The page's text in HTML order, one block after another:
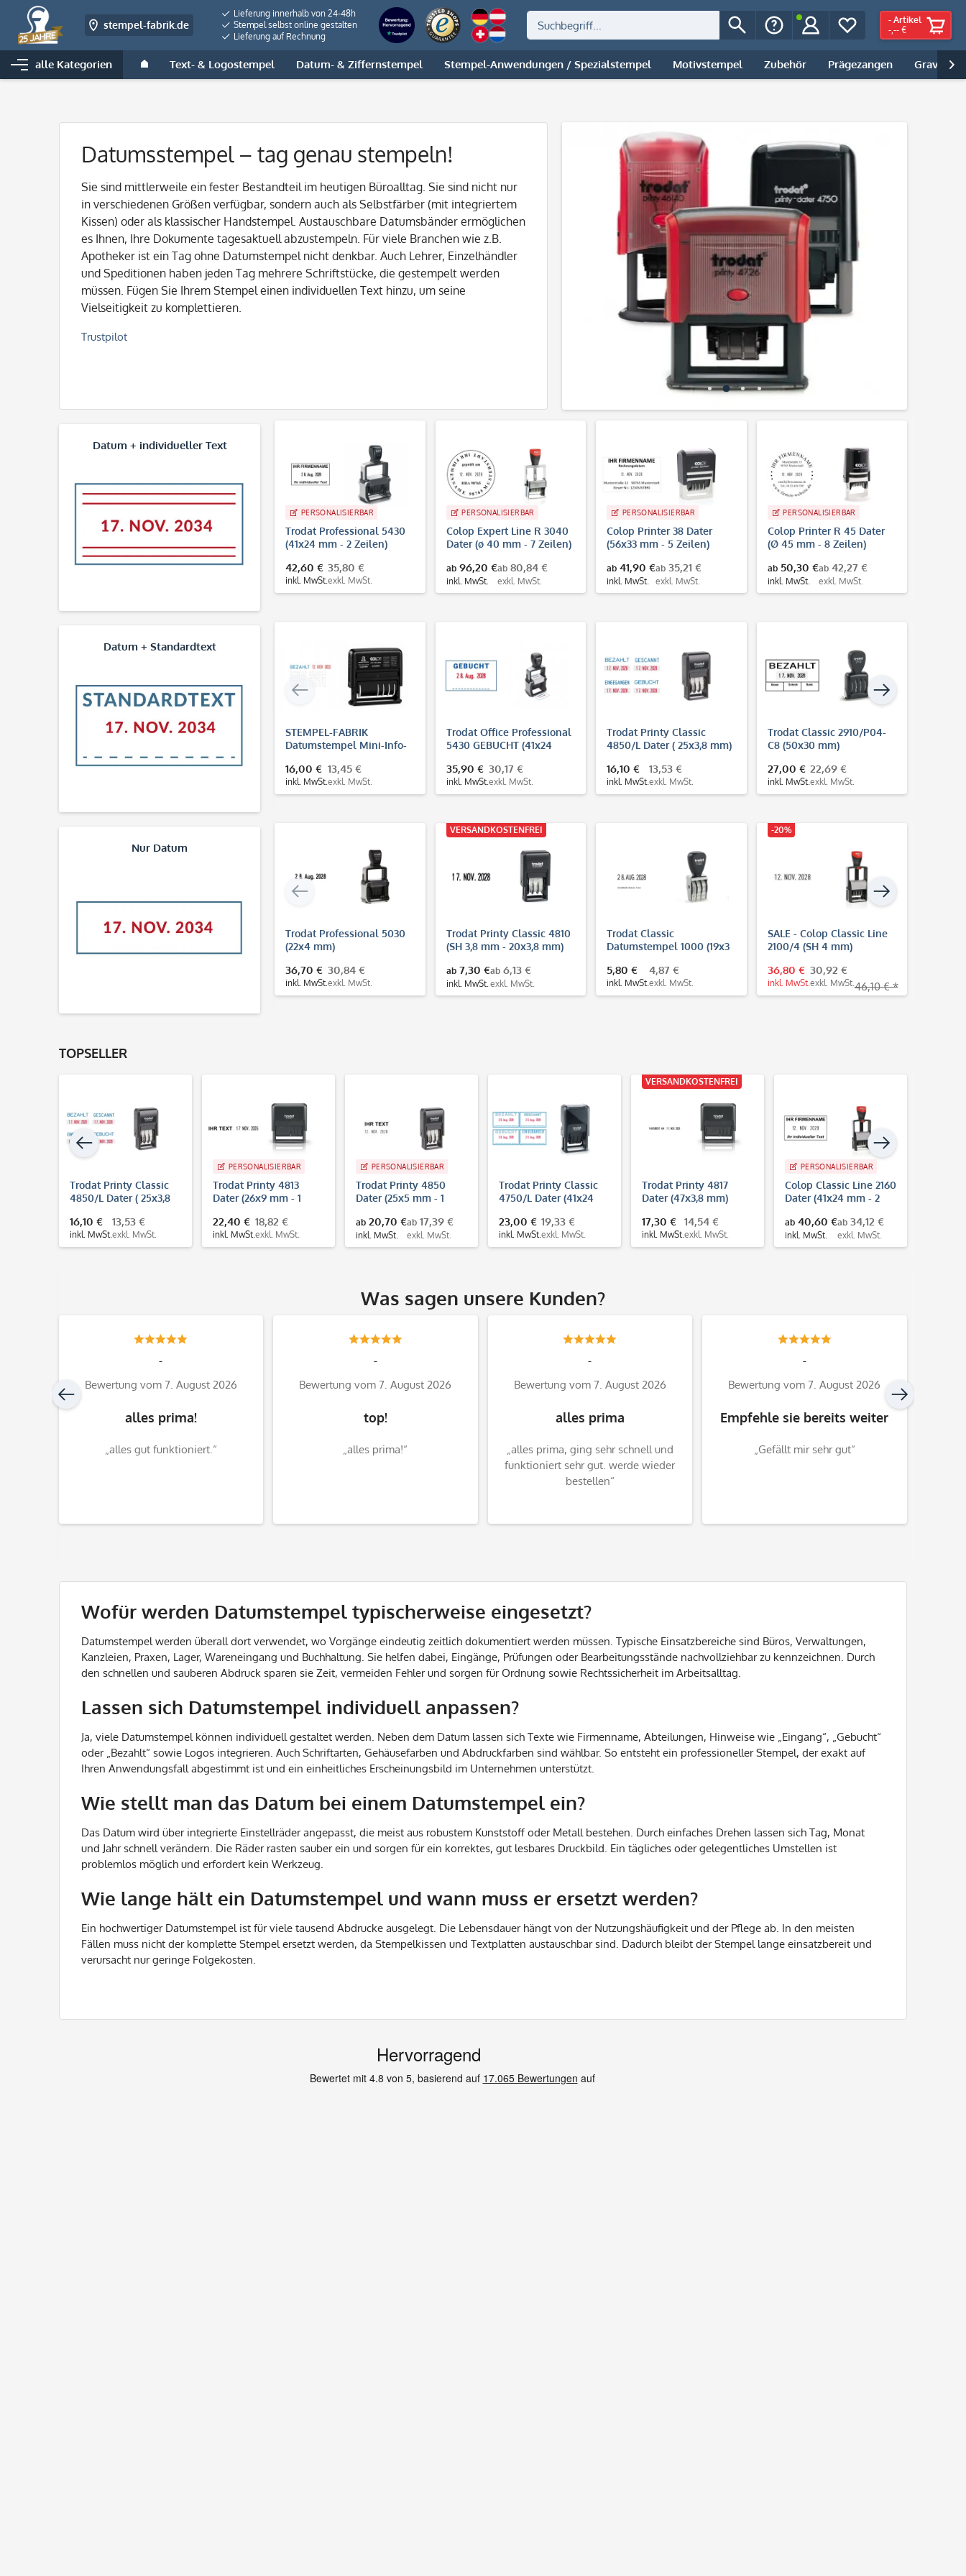
stempel-fabrik.de
Lieferung innerhalb von 24-48h
Stempel selbst online gestalten
Lieferung auf Rechnung
- Artikel
-,-- €
alle Kategorien Text- & Logostempel Datum- & Ziffernstempel Stempel-Anwendungen / Spezialstempel Motivstempel Zubehör Prägezangen Gravur |

TOPSELLER
Trodat Printy Classic
4850/L Dater ( 25x3,8
16,10 €
inkl. MwSt.
13,53 €
exkl. MwSt.
PERSONALISIERBAR
Trodat Printy 4813
Dater (26x9 mm - 1
22,40 €
inkl. MwSt.
18,82 €
exkl. MwSt.
PERSONALISIERBAR
Trodat Printy 4850
Dater (25x5 mm - 1
ab 20,70 €
inkl. MwSt.
ab 17,39 €
exkl. MwSt.
Trodat Printy Classic
4750/L Dater (41x24
Gescannt o.
Eingegangen
(Datumstempe
23,00 €
inkl. MwSt.
19,33 €
exkl. MwSt.
VERSANDKOSTENFREI
Trodat Printy 4817
Dater (47x3,8 mm)
Lagertexten
17,30 €
inkl. MwSt.
14,54 €
exkl. MwSt.
PERSONALISIERBAR
Colop Classic Line 2160
Dater (41x24 mm - 2
ab 40,60 €
inkl. MwSt.
ab 34,12 €
exkl. MwSt.
PERSONALISIERBAR
Trodat Professional 5430
(41x24 mm - 2 Zeilen)
42,60 €
inkl. MwSt.
35,80 €
exkl. MwSt.
PERSONALISIERBAR
Colop Expert Line R 3040
Dater (ø 40 mm - 7 Zeilen)
ab96,20 €
inkl. MwSt.
ab80,84 €
exkl. MwSt.
PERSONALISIERBAR
Colop Printer 38 Dater
(56x33 mm - 5 Zeilen)
ab 41,90 €
inkl. MwSt.
ab 35,21 €
exkl. MwSt.
PERSONALISIERBAR
Colop Printer R 45 Dater
(Ø 45 mm - 8 Zeilen)
ab50,30 €
inkl. MwSt.
ab42,27 €
exkl. MwSt.
STEMPEL-FABRIK
Datumstempel Mini-Info-
16,00 €
inkl. MwSt.
13,45 €
exkl. MwSt.
Trodat Office Professional
5430 GEBUCHT (41x24
35,90 €
inkl. MwSt.
30,17 €
exkl. MwSt.
Trodat Printy Classic
4850/L Dater ( 25x3,8 mm)
16,10 €
inkl. MwSt.
13,53 €
exkl. MwSt.
Trodat Classic 2910/P04-
C8 (50x30 mm)
27,00 €
inkl. MwSt.
22,69 €
exkl. MwSt.
Trodat Professional 5030
(22x4 mm)
36,70 €
inkl. MwSt.
30,84 €
exkl. MwSt.
VERSANDKOSTENFREI
Trodat Printy Classic 4810
(SH 3,8 mm - 20x3,8 mm)
ab7,30 €
inkl. MwSt.
ab6,13 €
exkl. MwSt.
Trodat Classic
Datumstempel 1000 (19x3
5,80 €
inkl. MwSt.
4,87 €
exkl. MwSt.
-20%
SALE - Colop Classic Line
2100/4 (SH 4 mm)
36,80 €
inkl. MwSt.
30,92 €
exkl. MwSt.46,10 € *
Datum + individueller Text
Datum + Standardtext
Nur Datum
Was sagen unsere Kunden?
alles prima!
„alles gut funktioniert.“
-
Bewertung vom 7. August 2026
top!
„alles prima!“
-
Bewertung vom 7. August 2026
alles prima
„alles prima, ging sehr schnell und
funktioniert sehr gut. werde wieder
bestellen“
-
Bewertung vom 7. August 2026
Empfehle sie bereits weiter
„Gefällt mir sehr gut“
-
Bewertung vom 7. August 2026
Wofür werden Datumstempel typischerweise eingesetzt?
Datumstempel werden überall dort verwendet, wo Vorgänge eindeutig zeitlich dokumentiert werden müssen. Typische Einsatzbereiche sind Büros, Verwaltungen,
Kanzleien, Praxen, Lager, Wareneingang und Buchhaltung. Sie helfen dabei, Eingänge, Prüfungen oder Bearbeitungsstände nachvollziehbar zu kennzeichnen. Durch
den schnellen und sauberen Abdruck sparen sie Zeit, vermeiden Fehler und sorgen für Ordnung sowie Rechtssicherheit im Arbeitsalltag.
Lassen sich Datumstempel individuell anpassen?
Ja, viele Datumstempel können individuell gestaltet werden. Neben dem Datum lassen sich Texte wie Firmenname, Abteilungen, Hinweise wie „Eingang“, „Gebucht“
oder „Bezahlt“ sowie Logos integrieren. Auch Schriftarten, Gehäusefarben und Abdruckfarben sind wählbar. So entsteht ein professioneller Stempel, der exakt auf
Ihren Anwendungsfall abgestimmt ist und ein einheitliches Erscheinungsbild im Unternehmen unterstützt.
Wie stellt man das Datum bei einem Datumstempel ein?
Das Datum wird über integrierte Einstellräder angepasst, die meist aus robustem Kunststoff oder Metall bestehen. Durch einfaches Drehen lassen sich Tag, Monat
und Jahr schnell verändern. Die Räder rasten sauber ein und sorgen für ein korrektes, gut lesbares Druckbild. Ein tägliches oder gelegentliches Umstellen ist
problemlos möglich und erfordert kein Werkzeug.
Wie lange hält ein Datumstempel und wann muss er ersetzt werden?
Ein hochwertiger Datumstempel ist für viele tausend Abdrucke ausgelegt. Die Lebensdauer hängt von der Nutzungshäufigkeit und der Pflege ab. In den meisten
Fällen muss nicht der komplette Stempel ersetzt werden, da Stempelkissen und Textplatten austauschbar sind. Dadurch bleibt der Stempel lange einsatzbereit und
verursacht nur geringe Folgekosten.
Datumsstempel – tag genau stempeln!
Sie sind mittlerweile ein fester Bestandteil im heutigen Büroalltag. Sie sind nicht nur
in verschiedenen Größen verfügbar, sondern auch als Selbstfärber (mit integriertem
Kissen) oder als klassischer Handstempel. Austauschbare Datumsbänder ermöglichen
es Ihnen, Ihre Dokumente tagesaktuell abzustempeln. Für viele Branchen wie z.B.
Apotheker ist ein Tag ohne Datumstempel nicht denkbar. Auch Lehrer, Einzelhändler
und Speditionen haben jeden Tag mehrere Schriftstücke, die gestempelt werden
müssen. Fügen Sie Ihrem Stempel einen individuellen Text hinzu, um seine
Vielseitigkeit zu komplettieren.
Trustpilot